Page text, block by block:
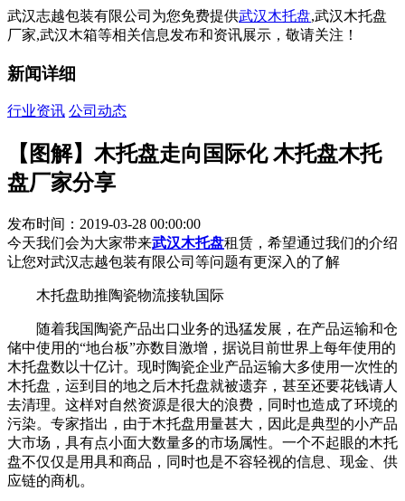
武汉志越包装有限公司为您免费提供武汉木托盘,武汉木托盘
厂家,武汉木箱等相关信息发布和资讯展示，敬请关注！
新闻详细
行业资讯 公司动态
【图解】木托盘走向国际化 木托盘木托
盘厂家分享
发布时间：2019-03-28 00:00:00
今天我们会为大家带来武汉木托盘租赁，希望通过我们的介绍
让您对武汉志越包装有限公司等问题有更深入的了解
木托盘助推陶瓷物流接轨国际
随着我国陶瓷产品出口业务的迅猛发展，在产品运输和仓
储中使用的“地台板”亦数目激增，据说目前世界上每年使用的
木托盘数以十亿计。现时陶瓷企业产品运输大多使用一次性的
木托盘，运到目的地之后木托盘就被遗弃，甚至还要花钱请人
去清理。这样对自然资源是很大的浪费，同时也造成了环境的
污染。专家指出，由于木托盘用量甚大，因此是典型的小产品
大市场，具有点小面大数量多的市场属性。一个不起眼的木托
盘不仅仅是用具和商品，同时也是不容轻视的信息、现金、供
应链的商机。